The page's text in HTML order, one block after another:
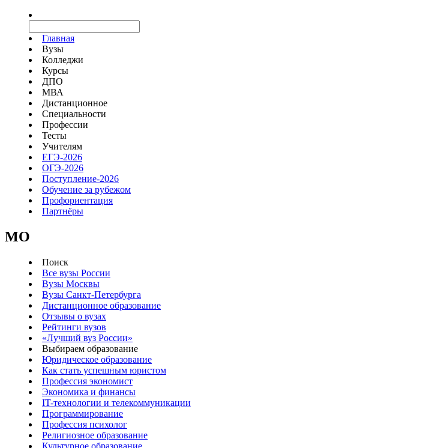
Главная
Вузы
Колледжи
Курсы
ДПО
МВА
Дистанционное
Специальности
Профессии
Тесты
Учителям
ЕГЭ-2026
ОГЭ-2026
Поступление-2026
Обучение за рубежом
Профориентация
Партнёры
MO
Поиск
Все вузы России
Вузы Москвы
Вузы Санкт-Петербурга
Дистанционное образование
Отзывы о вузах
Рейтинги вузов
«Лучший вуз России»
Выбираем образование
Юридическое образование
Как стать успешным юристом
Профессия экономист
Экономика и финансы
IT-технологии и телекоммуникации
Программирование
Профессия психолог
Религиозное образование
Культурное образование